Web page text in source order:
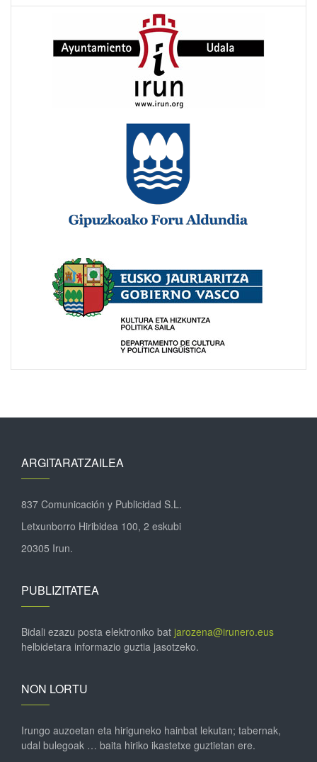
ARGITARATZAILEA
837 Comunicación y Publicidad S.L.
Letxunborro Hiribidea 100, 2 eskubi
20305 Irun.
PUBLIZITATEA
Bidali ezazu posta elektroniko bat jarozena@irunero.eus
helbidetara informazio guztia jasotzeko.
NON LORTU
Irungo auzoetan eta hiriguneko hainbat lekutan; tabernak,
udal bulegoak … baita hiriko ikastetxe guztietan ere.